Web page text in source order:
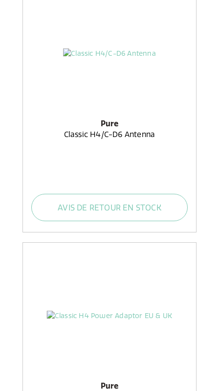
Pure
Classic H4/C-D6 Antenna
AVIS DE RETOUR EN STOCK
Pure